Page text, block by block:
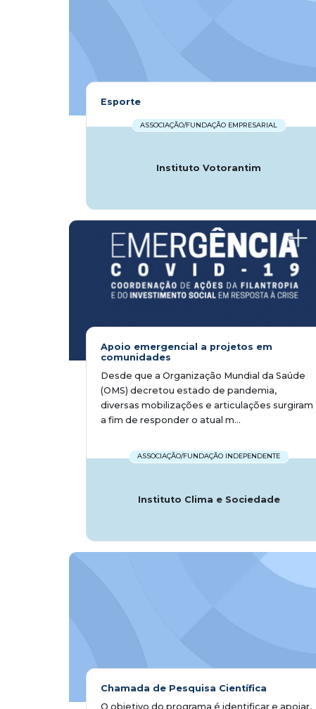
Esporte
ASSOCIAÇÃO/FUNDAÇÃO EMPRESARIAL
Instituto Votorantim
Apoio emergencial a projetos em
comunidades
Desde que a Organização Mundial da Saúde
(OMS) decretou estado de pandemia,
diversas mobilizações e articulações surgiram
a fim de responder o atual m...
ASSOCIAÇÃO/FUNDAÇÃO INDEPENDENTE
Instituto Clima e Sociedade
Chamada de Pesquisa Científica
O objetivo do programa é identificar e apoiar,